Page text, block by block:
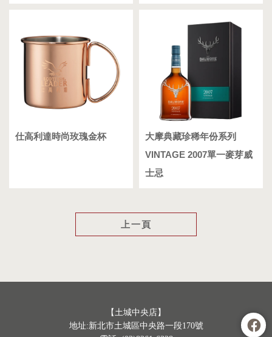
仕高利達時尚玫瑰金杯
大摩典藏珍稀年份系列
VINTAGE 2007單一麥芽威
士忌
上一頁
【土城中央店】
地址:新北市土城區中央路一段170號